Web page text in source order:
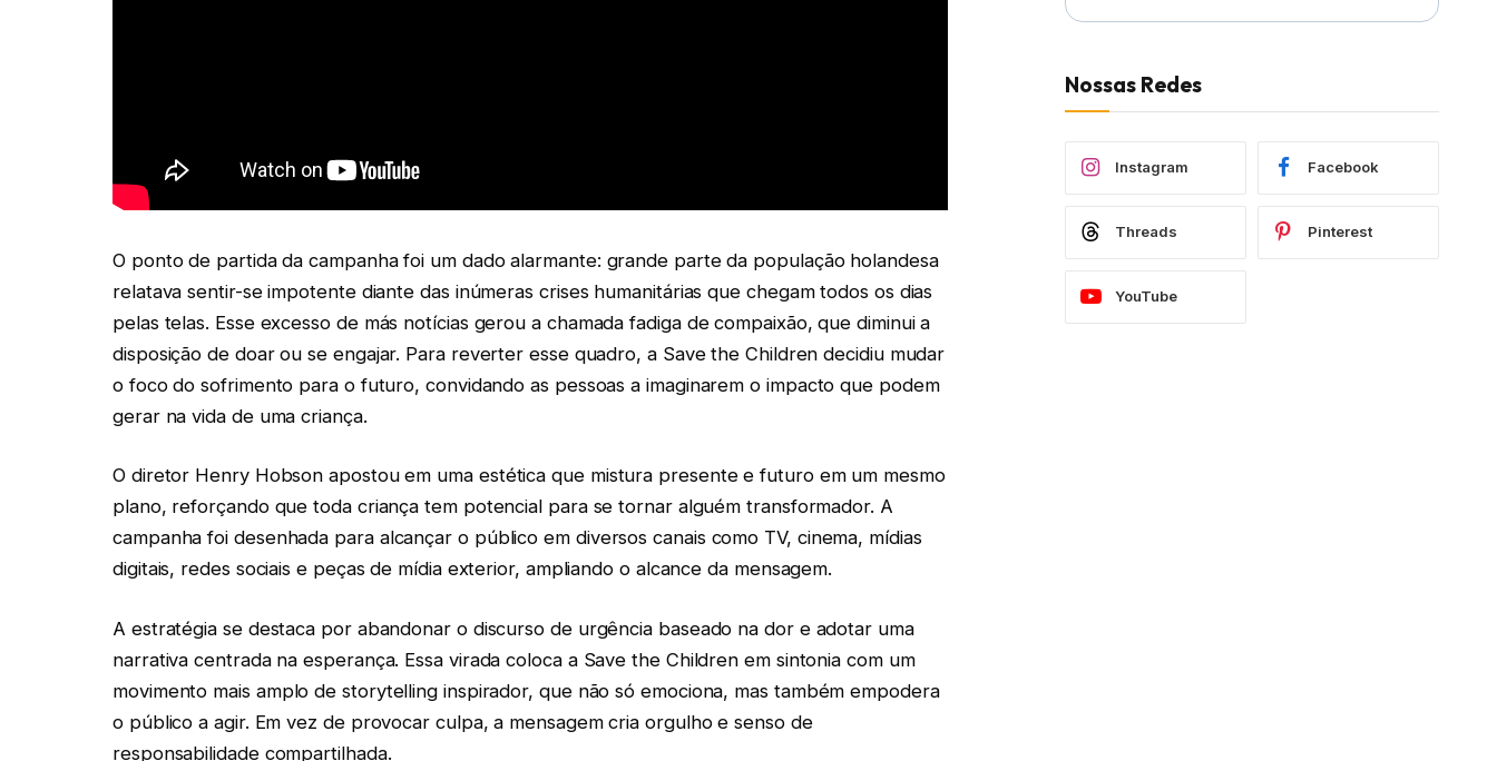
O ponto de partida da campanha foi um dado alarmante: grande parte da população holandesa
relatava sentir-se impotente diante das inúmeras crises humanitárias que chegam todos os dias
pelas telas. Esse excesso de más notícias gerou a chamada fadiga de compaixão, que diminui a
disposição de doar ou se engajar. Para reverter esse quadro, a Save the Children decidiu mudar
o foco do sofrimento para o futuro, convidando as pessoas a imaginarem o impacto que podem
gerar na vida de uma criança.
O diretor Henry Hobson apostou em uma estética que mistura presente e futuro em um mesmo
plano, reforçando que toda criança tem potencial para se tornar alguém transformador. A
campanha foi desenhada para alcançar o público em diversos canais como TV, cinema, mídias
digitais, redes sociais e peças de mídia exterior, ampliando o alcance da mensagem.
A estratégia se destaca por abandonar o discurso de urgência baseado na dor e adotar uma
narrativa centrada na esperança. Essa virada coloca a Save the Children em sintonia com um
movimento mais amplo de storytelling inspirador, que não só emociona, mas também empodera
o público a agir. Em vez de provocar culpa, a mensagem cria orgulho e senso de
responsabilidade compartilhada.
Nossas Redes
Instagram Facebook
Threads Pinterest
YouTube